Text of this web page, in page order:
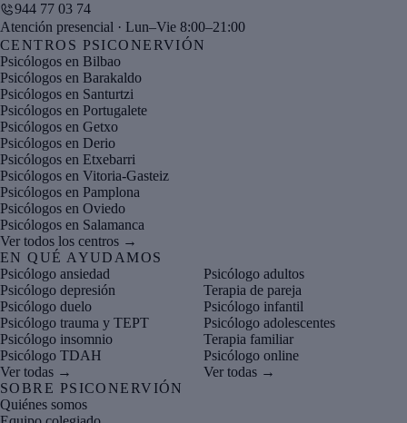
944 77 03 74
Atención presencial · Lun–Vie 8:00–21:00
CENTROS PSICONERVIÓN
Psicólogos en Bilbao
Psicólogos en Barakaldo
Psicólogos en Santurtzi
Psicólogos en Portugalete
Psicólogos en Getxo
Psicólogos en Derio
Psicólogos en Etxebarri
Psicólogos en Vitoria-Gasteiz
Psicólogos en Pamplona
Psicólogos en Oviedo
Psicólogos en Salamanca
Ver todos los centros →
EN QUÉ AYUDAMOS
Psicólogo ansiedad
Psicólogo depresión
Psicólogo duelo
Psicólogo trauma y TEPT
Psicólogo insomnio
Psicólogo TDAH
Ver todas →
Psicólogo adultos
Terapia de pareja
Psicólogo infantil
Psicólogo adolescentes
Terapia familiar
Psicólogo online
Ver todas →
SOBRE PSICONERVIÓN
Quiénes somos